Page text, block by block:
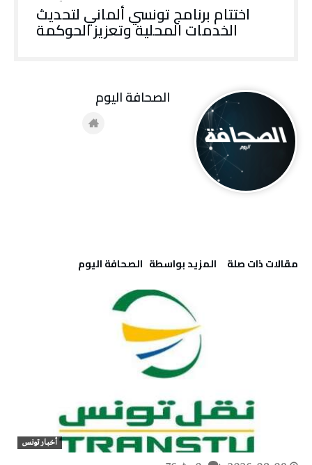
اختتام برنامج تونسي ألماني لتحديث
الخدمات المحلية وتعزيز الحوكمة
‫مقالات ذات صلة‬ ‫‫المزيد بواسطة‬ ‬ ‭ ‬الصحافة‭ ‬اليوم
أخبار تونس